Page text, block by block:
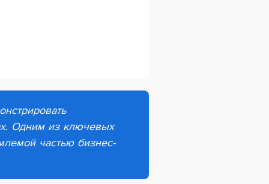
Одним из ключевых
частью бизнес-